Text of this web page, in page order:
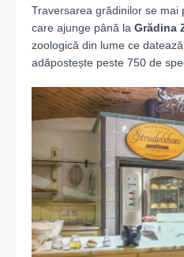
Traversarea grădinilor se mai
care ajunge până la Grădina
zoologică din lume ce
adăpostește peste 750 de